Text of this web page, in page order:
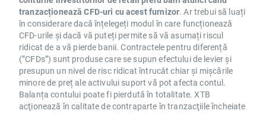
tranzacționează CFD-uri cu acest furnizor. Ar trebui să luați
în considerare dacă înțelegeți modul în care funcționează
CFD-urile și dacă vă puteți permite să vă asumați riscul
ridicat de a vă pierde banii. Contractele pentru diferență
(”CFDs”) sunt produse care se supun efectului de levier și
presupun un nivel de risc ridicat întrucât chiar și mișcările
minore de preț ale activului suport vă pot afecta contul.
Balanța contului poate fi pierdută în totalitate. XTB
acţionează în calitate de contraparte în tranzacţiile încheiate